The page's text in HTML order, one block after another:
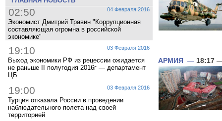
04 Февраля 2016
02:50
Экономист Дмитрий Травин "Коррупционная
составляющая огромна в российской
экономике"
03 Февраля 2016
19:10
Выход экономики РФ из рецессии ожидается
не раньше II полугодия 2016г — департамент
ЦБ
03 Февраля 2016
19:00
Турция отказала России в проведении
наблюдательного полета над своей
территорией
АРМИЯ — 18:17 —